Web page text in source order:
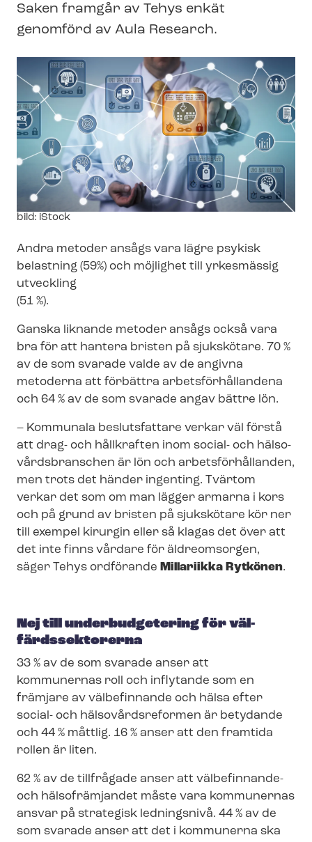
Saken framgår av Tehys enkät
genomförd av Aula Research.
Image
bild: iStock
Andra metoder ansågs vara lägre psykisk
belastning (59%) och möjlighet till yrkesmässig
utveckling
(51 %).
Ganska liknande metoder ansågs också vara
bra för att hantera bristen på sjukskötare. 70 %
av de som svarade valde av de angivna
metoderna att förbättra ar­bets­för­hål­lan­de­na
och 64 % av de som svarade angav bättre lön.
– Kommunala beslutsfattare verkar väl förstå
att drag- och hållkraften inom social- och häl­so­
vårds­bran­schen är lön och ar­bets­för­hål­lan­den,
men trots det händer ingenting. Tvärtom
verkar det som om man lägger armarna i kors
och på grund av bristen på sjukskötare kör ner
till exempel kirurgin eller så klagas det över att
det inte finns vårdare för äldreomsorgen,
säger Tehys ordförande Millariikka Rytkönen.
Nej till underbudgetering för väl­
färds­sek­to­rer­na
33 % av de som svarade anser att
kommunernas roll och inflytande som en
främjare av välbefinnande och hälsa efter
social- och häl­so­vårds­re­for­men är betydande
och 44 % måttlig. 16 % anser att den framtida
rollen är liten.
62 % av de tillfrågade anser att välbefinnande-
och hälsofrämjandet måste vara kommunernas
ansvar på strategisk ledningsnivå. 44 % av de
som svarade anser att det i kommunerna ska